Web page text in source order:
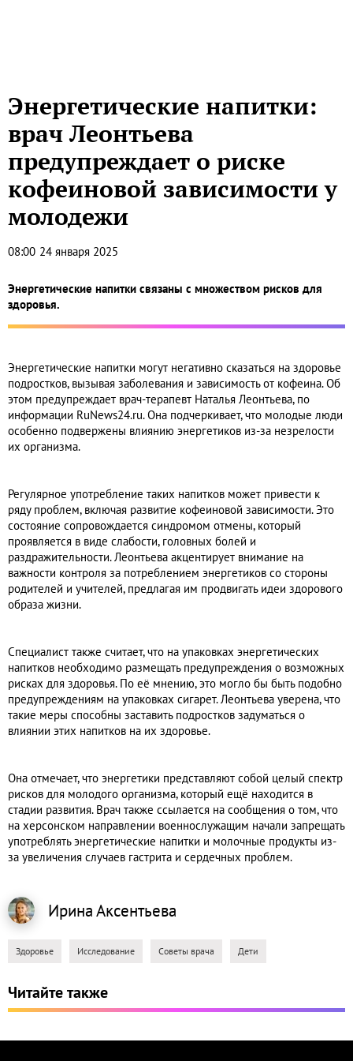
Энергетические напитки:
врач Леонтьева
предупреждает о риске
кофеиновой зависимости у
молодежи
08:00 24 января 2025
Энергетические напитки связаны с множеством рисков для
здоровья.
Энергетические напитки могут негативно сказаться на здоровье
подростков, вызывая заболевания и зависимость от кофеина. Об
этом предупреждает врач-терапевт Наталья Леонтьева, по
информации RuNews24.ru. Она подчеркивает, что молодые люди
особенно подвержены влиянию энергетиков из-за незрелости
их организма.
Регулярное употребление таких напитков может привести к
ряду проблем, включая развитие кофеиновой зависимости. Это
состояние сопровождается синдромом отмены, который
проявляется в виде слабости, головных болей и
раздражительности. Леонтьева акцентирует внимание на
важности контроля за потреблением энергетиков со стороны
родителей и учителей, предлагая им продвигать идеи здорового
образа жизни.
Специалист также считает, что на упаковках энергетических
напитков необходимо размещать предупреждения о возможных
рисках для здоровья. По её мнению, это могло бы быть подобно
предупреждениям на упаковках сигарет. Леонтьева уверена, что
такие меры способны заставить подростков задуматься о
влиянии этих напитков на их здоровье.
Она отмечает, что энергетики представляют собой целый спектр
рисков для молодого организма, который ещё находится в
стадии развития. Врач также ссылается на сообщения о том, что
на херсонском направлении военнослужащим начали запрещать
употреблять энергетические напитки и молочные продукты из-
за увеличения случаев гастрита и сердечных проблем.
ИринаАксентьева
Здоровье Исследование Советы врача Дети
Читайте также